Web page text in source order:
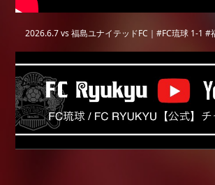
2026.6.7 vs 福島ユナイテッドFC｜#FC琉球 1-1 #